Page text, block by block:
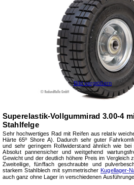
Bild vergrößern
Superelastik-Vollgummirad 3.00-4
Stahlfelge
Sehr hochwertiges Rad mit Reifen aus relativ
Härte 65º Shore A). Dadurch sehr guter
und sehr geringem Rollwiderstand ähnlich wie bei
Absolut pannensicher und weitgehend
Gewicht und der deutlich höhere Preis im Vergleich
Zweiteilige, fünffach geschraubte und
starkem Stahl­blech mit symmetrischer Kugellager-
auch ganz ohne Lager in verschiedenen